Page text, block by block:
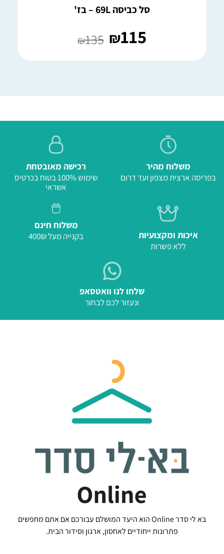
סל כביסה 69L – בז'
₪115
₪135
משלוח מהיר
בפריסה ארצית מצפון ועד דרום
רכישה מאובטחת
שימוש 100% בטוח בכרטיס
אשראי
איכות ומקצועיות
ללא פשרות
משלוח חינם
בקנייה מעל 400₪
שלחו לנו וואטסאפ
ונעזור לכם לבחור
בא לי סדר Online הוא היעד המושלם עבורכם אם אתם מחפשים
פתרונות ייחודיים לאחסון, ארגון וסידור הבית.